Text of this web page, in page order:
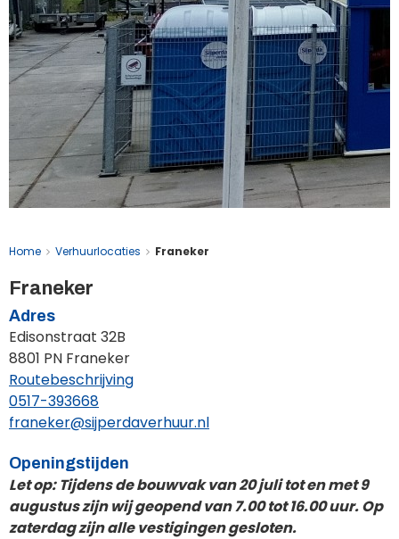
Home Verhuurlocaties Franeker
Franeker
Adres
Edisonstraat 32B
8801 PN Franeker
Routebeschrijving
0517-393668
franeker@sijperdaverhuur.nl
Openingstijden
Let op: Tijdens de bouwvak van 20 juli tot en met 9
augustus zijn wij geopend van 7.00 tot 16.00 uur. Op
zaterdag zijn alle vestigingen gesloten.